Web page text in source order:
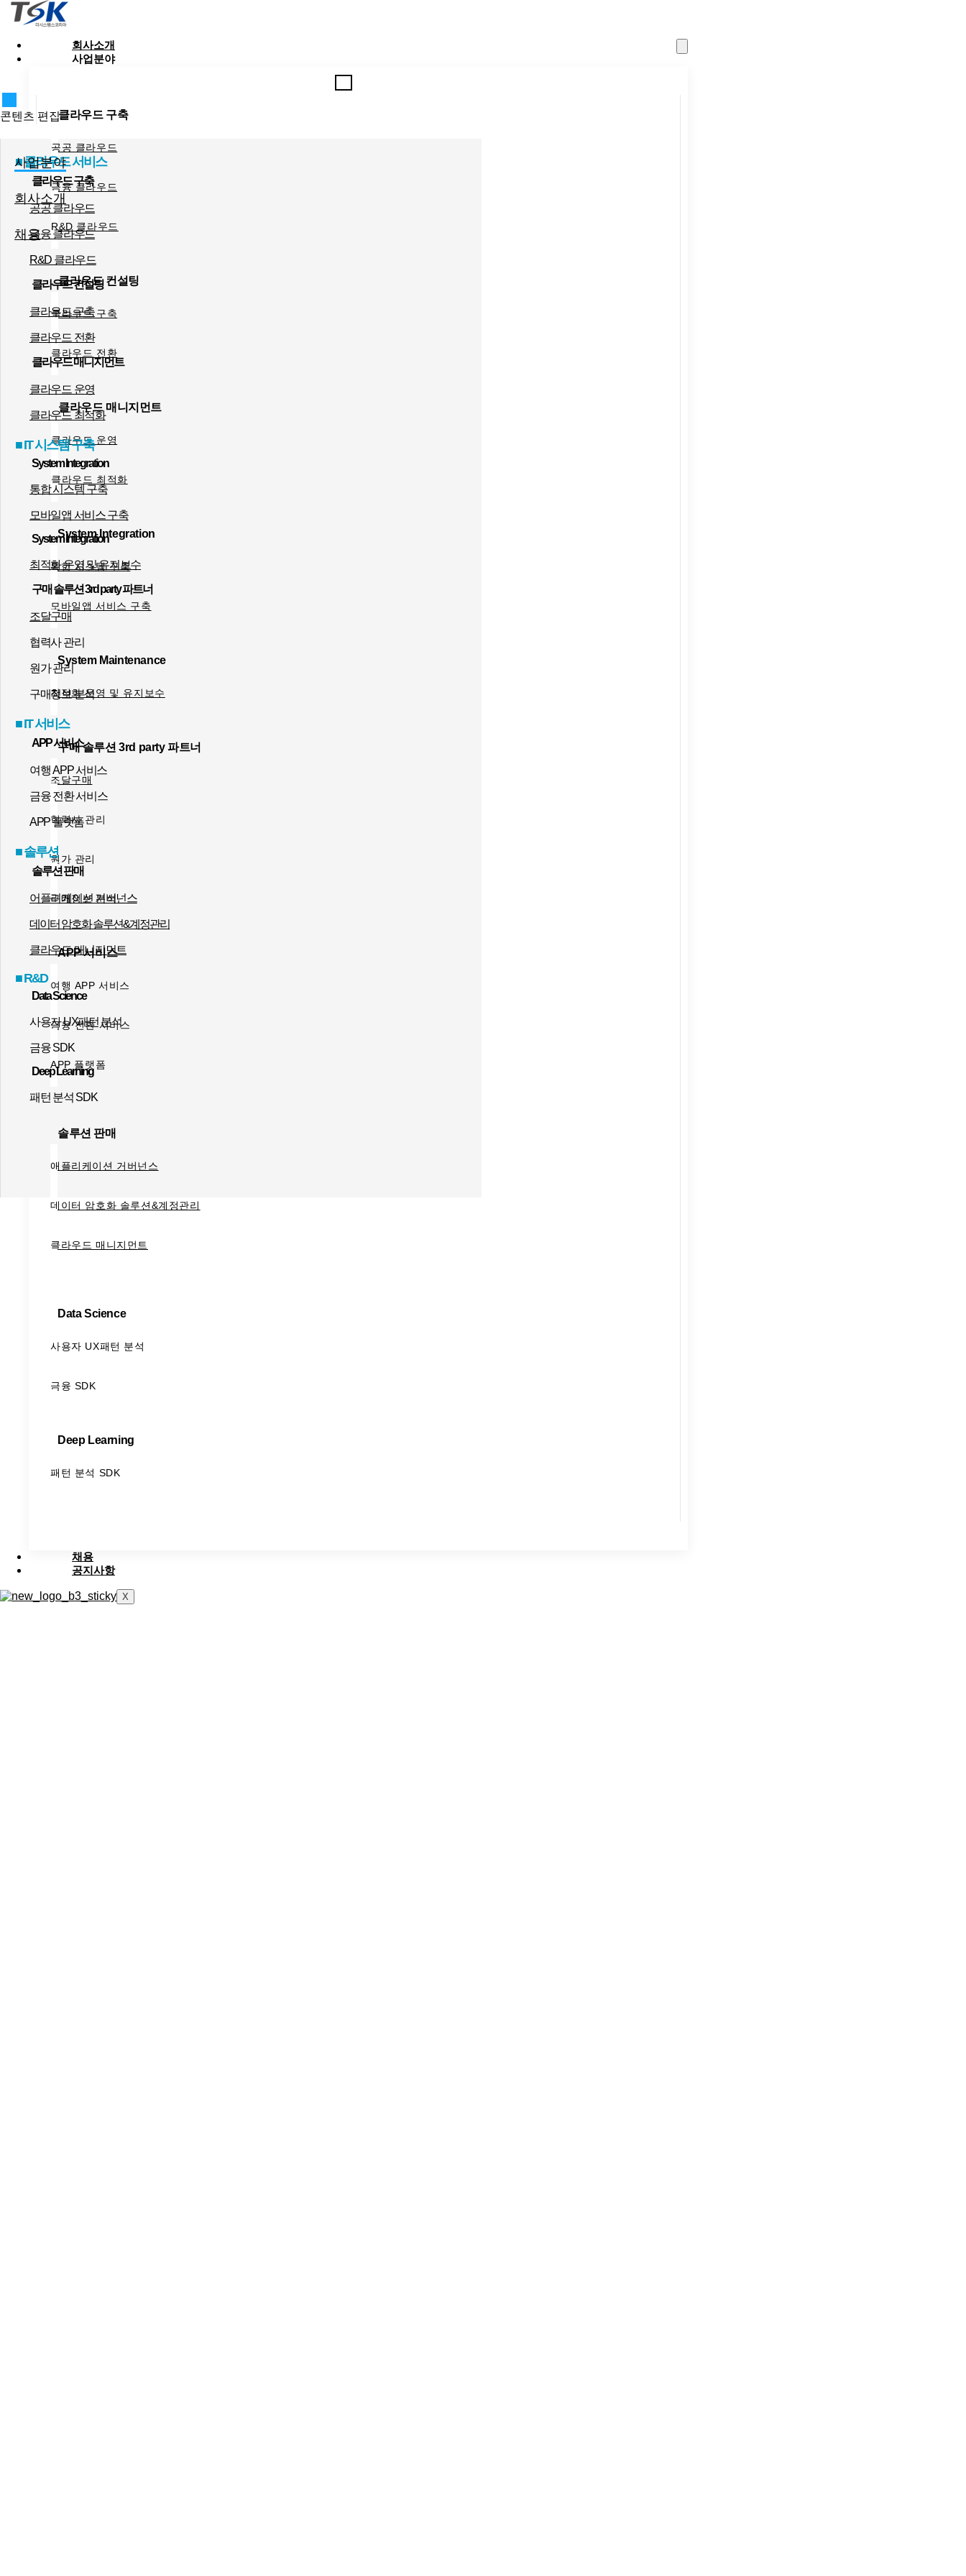
회사소개
사업분야
클라우드 구축
공공 클라우드
금융 클라우드
R&D 클라우드
클라우드 컨설팅
클라우드 구축
클라우드 전환
클라우드 매니지먼트
클라우드 운영
클라우드 최적화
System Integration
통합 시스템 구축
모바일앱 서비스 구축
System Maintenance
최적화 운영 및 유지보수
구매솔루션3rd party파트너
조달구매
협력사 관리
원가 관리
구매정보 분석
APP서비스
여행 APP 서비스
금융 전환 서비스
APP 플랫폼
솔루션 판매
애플리케이션 거버넌스
데이터 암호화 솔루션&계정관리
클라우드 매니지먼트
Data Science
사용자 UX패턴 분석
금융 SDK
Deep Learning
패턴 분석 SDK
채용
공지사항
X
콘텐츠 편집
사업분야
회사소개
채용
■클라우드 서비스
클라우드 구축
공공 클라우드
금융 클라우드
R&D 클라우드
클라우드 컨설팅
클라우드 구축
클라우드 전환
클라우드 매니지먼트
클라우드 운영
클라우드 최적화
■ IT 시스템 구축
System Integration
통합 시스템 구축
모바일앱 서비스 구축
System Integration
최적화 운영 및 유지보수
구매 솔루션 3rd party 파트너
조달구매
협력사 관리
원가 관리
구매정보 분석
■ IT 서비스
APP 서비스
여행 APP 서비스
금융 전환 서비스
APP 플랫폼
■ 솔루션
솔루션 판매
어플리케이션 거버넌스
데이터 암호화 솔루션&계정관리
클라우드 매니지먼트
■ R&D
Data Science
사용자 UX패턴 분석
금융 SDK
Deep Learning
패턴 분석 SDK